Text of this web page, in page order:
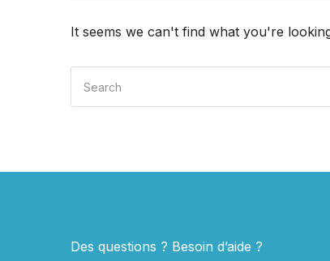
It seems we can't find what you're
Search
for:
Des questions ? Besoin d’aide ?